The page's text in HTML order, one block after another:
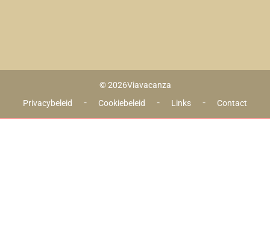
© 2026Viavacanza
Privacybeleid
- Cookiebeleid - Links - Contact